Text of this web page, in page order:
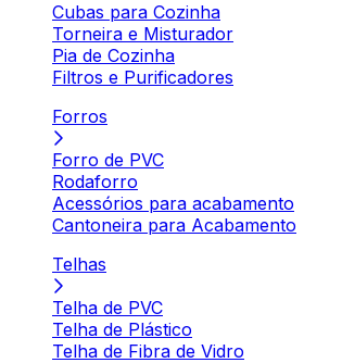
Cubas para Cozinha
Torneira e Misturador
Pia de Cozinha
Filtros e Purificadores
Forros
Forro de PVC
Rodaforro
Acessórios para acabamento
Cantoneira para Acabamento
Telhas
Telha de PVC
Telha de Plástico
Telha de Fibra de Vidro